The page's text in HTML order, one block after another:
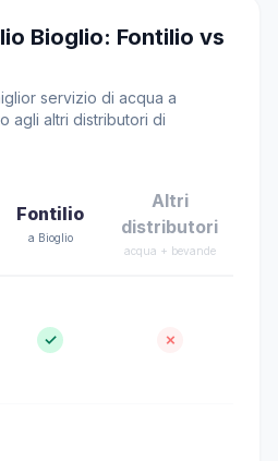
Bioglio: Fontilio vs
servizio di acqua a
agli altri distributori di
Fontilio
a Bioglio
Altri
distributori
acqua + bevande
✓ ✗